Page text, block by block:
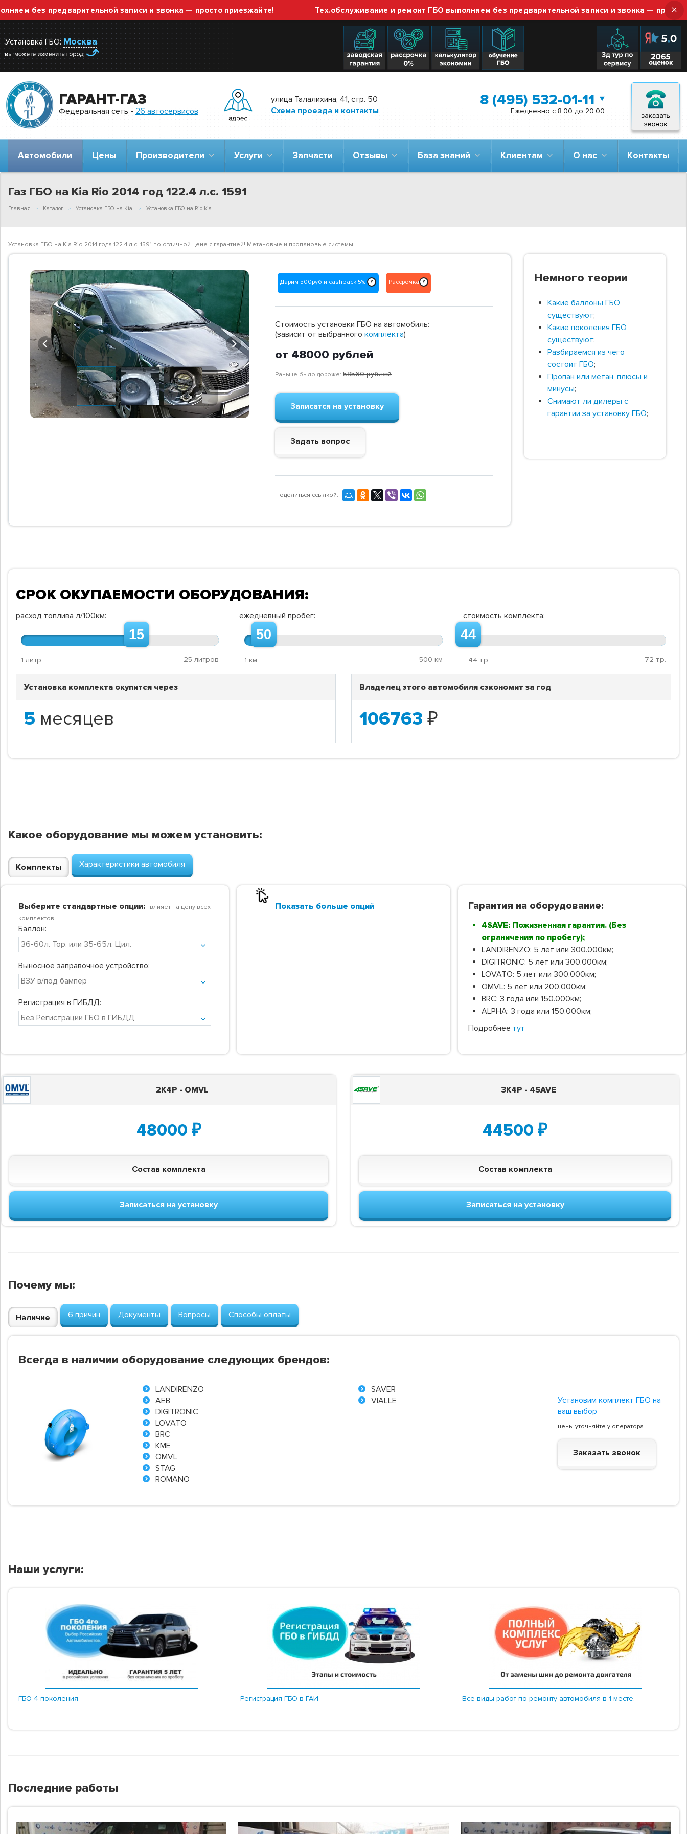
предварительной записи и звонка — просто приезжайте! Тех.обслуживание и ремонт ГБО выполняем без предварительной записи и звонка — просто ×
Установка ГБО: Москва
ГАРАНТ-ГАЗ
Федеральная сеть - 26 автосервисов
улица Талалихина, 41, стр. 50
Схема проезда и контакты
8 (495) 532-01-11
Ежедневно с 8:00 до 20:00
Автомобили Цены Производители Услуги Запчасти Отзывы База знаний Клиентам О нас Контакты
Газ ГБО на Kia Rio 2014 год 122.4 л.с. 1591
Главная Каталог Установка ГБО на Kia. Установка ГБО на Rio kia.
Установка ГБО на Kia Rio 2014 года 122.4 л.с. 1591 по отличной цене с гарантией! Метановые и пропановые системы
Previous Next
Дарим 500руб и cashback 5% ? Рассрочка ?
Стоимость установки ГБО на автомобиль:
(зависит от выбранного комплекта)
от 48000 рублей
Раньше было дороже: 58560рублей
Записатся на установку
Задать вопрос
Поделиться ссылкой:
Немного теории
Какие баллоны ГБО
существуют;
Какие поколения ГБО
существуют;
Разбираемся из чего
состоит ГБО;
Пропан или метан, плюсы и
минусы;
Снимают ли дилеры с
гарантии за установку ГБО;
СРОК ОКУПАЕМОСТИ ОБОРУДОВАНИЯ:
расход топлива л/100км:
15
1 литр 25 литров
ежедневный пробег:
50
1 км 500 км
стоимость комплекта:
44
44 т.р. 72 т.р.
Установка комплекта окупится через
5 месяцев
Владелец этого автомобиля сэкономит за год
106763 ₽
Какое оборудование мы можем установить:
Комплекты Характеристики автомобиля
Выберите стандартные опции: "влияет на цену всех
комплектов"
Баллон:
Выносное заправочное устройство:
Регистрация в ГИБДД:
Показать больше опций Гарантия на оборудование:
4SAVE: Пожизненная гарантия. (Без
ограничения по пробегу);
LANDIRENZO: 5 лет или 300.000км;
DIGITRONIC: 5 лет или 300.000км;
LOVATO: 5 лет или 300.000км;
OMVL: 5 лет или 200.000км;
BRC: 3 года или 150.000км;
ALPHA: 3 года или 150.000км;
Подробнее тут
2K4P - OMVL
48000 ₽
Состав комплекта
Записаться на установку
3K4P - 4SAVE
44500 ₽
Состав комплекта
Записаться на установку
Почему мы:
Наличие 6 причин Документы Вопросы Способы оплаты
Всегда в наличии оборудование следующих брендов:
LANDIRENZO
AEB
DIGITRONIC
LOVATO
BRC
KME
OMVL
STAG
ROMANO
SAVER
VIALLE
Установим комплект ГБО на
ваш выбор
цены уточняйте у оператора
Заказать звонок
Наши услуги:
ГБО 4 поколения Регистрация ГБО в ГАИ Все виды работ по ремонту автомобиля в 1 месте.
Последние работы